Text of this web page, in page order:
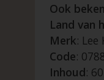
Ook
Land van
Merk: Lee
Code:
Inhoud: